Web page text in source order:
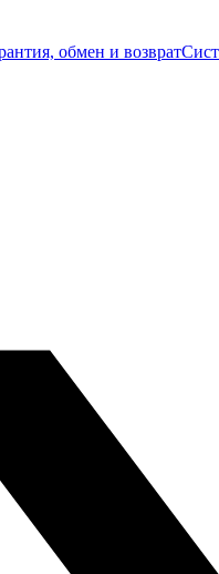
обмен и возврат